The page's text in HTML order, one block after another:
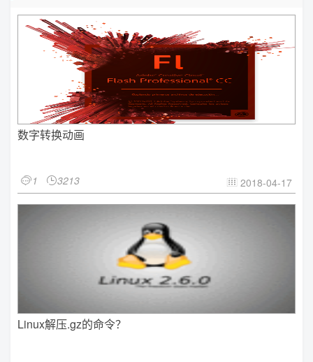
数字转换动画
1 3213  2018-04-17
Linux解压.gz的命令？